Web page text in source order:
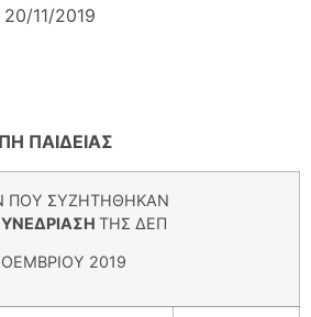
2019
ΠΑΙΔΕΙΑΣ
ΠΟΥ ΣΥΖΗΤΗΘΗΚΑΝ
ΤΗΣ ΔΕΠ
2019